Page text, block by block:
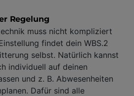
Regelung
muss nicht kompliziert
findet dein WBS.2
selbst. Natürlich kannst
individuell auf deinen
und z. B. Abwesenheiten
Dafür sind alle